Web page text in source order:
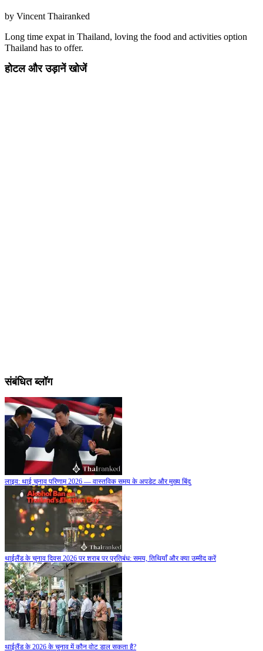
by Vincent Thairanked
Long time expat in Thailand, loving the food and activities option
Thailand has to offer.
होटल और उड़ानें खोजें
संबंधित ब्लॉग
लाइव: थाई चुनाव परिणाम 2026 — वास्तविक समय के अपडेट और मुख्य बिंदु
थाईलैंड के चुनाव दिवस 2026 पर शराब पर प्रतिबंध: समय, तिथियाँ और क्या उम्मीद करें
थाईलैंड के 2026 के चुनाव में कौन वोट डाल सकता है?